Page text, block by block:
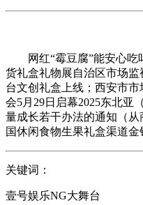
网红“霉豆腐”能安心吃吗
货礼盒礼物展自治区市场
台文创礼盒上线；西安市
会5月29日启幕2025东北亚
量成长若干办法的通知（
国休闲食物生果礼盒渠道
关键词：
壹号娱乐NG大舞台